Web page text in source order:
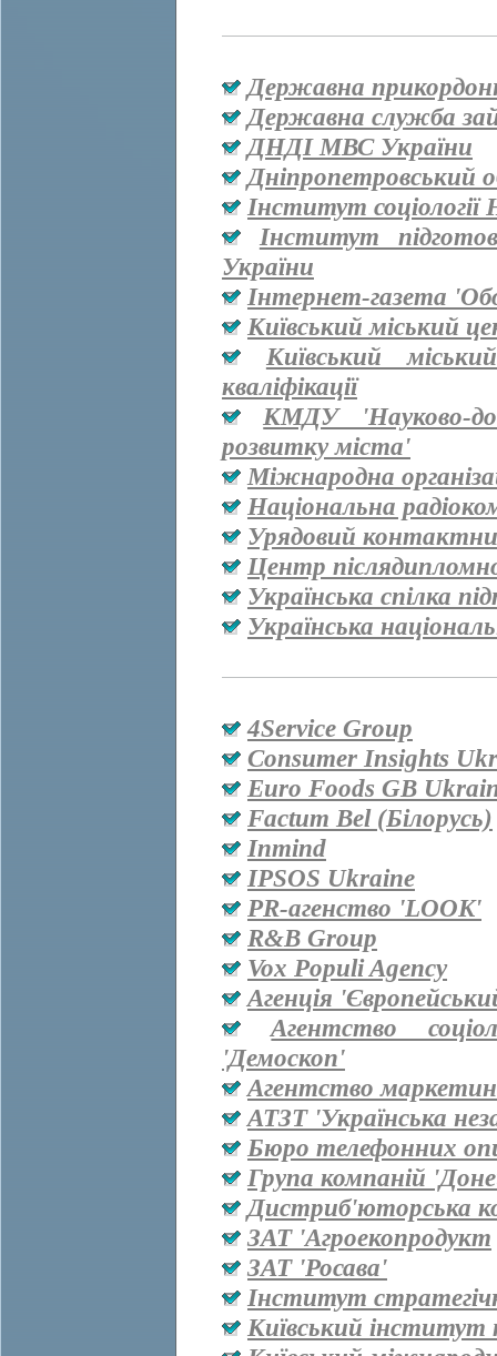
Державна
Державна служба
ДНДІ МВС України
Дніпропетровський
Інститут
Інститут
України
Інтернет-газета
Київський міський
Київський
кваліфікації
КМДУ 'Науково-
розвитку міста'
Міжнародна
Національна
Урядовий
Центр
Українська спілка
Українська
4Service Group
Consumer Insights
Euro Foods GB
Factum Bel (Білорусь)
Inmind
IPSOS Ukraine
PR-агенство 'LOOK'
R&B Group
Vox Populi Agency
Агенція
Агентство
'Демоскоп'
Агентство
АТЗТ 'Українська
Бюро телефонних
Група компаній
Дистриб'юторська
ЗАТ 'Агроекопродукт
ЗАТ 'Росава'
Інститут
Київський інститут